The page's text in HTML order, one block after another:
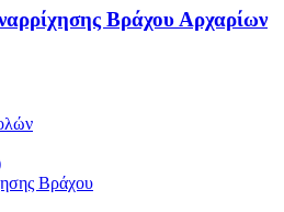
Βράχου Αρχαρίων
Βράχου